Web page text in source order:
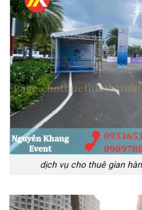
dịch vụ cho thuê gian